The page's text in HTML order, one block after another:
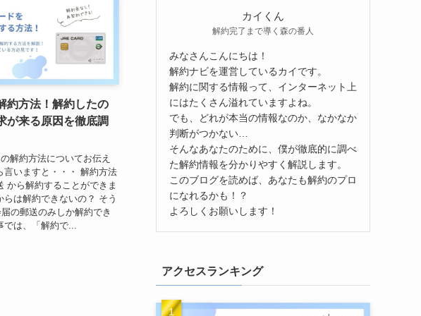
約方法！解約したの
が来る原因を徹底調
解約方法についてお伝え
言いますと・・・ 解約方法
から解約することができま
らは解約できないの？ そう
の郵送のみしか解約でき
は、「解約で...
カイくん
解約完了まで導く森の番人
みなさんこんにちは！
解約ナビを運営しているカイです。
解約に関する情報って、インターネット上
にはたくさん溢れていますよね。
でも、どれが本当の情報なのか、なかなか
判断がつかない…
そんなあなたのために、僕が徹底的に調べ
た解約情報を分かりやすく解説します。
このブログを読めば、あなたも解約のプロ
になれるかも！？
よろしくお願いします！
アクセスランキング